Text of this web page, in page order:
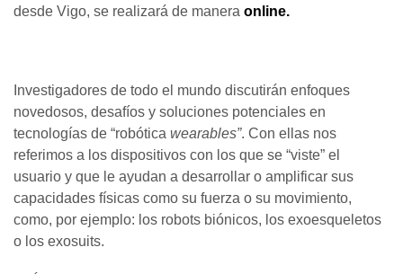
desde Vigo, se realizará de manera online.
Investigadores de todo el mundo discutirán enfoques
novedosos, desafíos y soluciones potenciales en
tecnologías de “robótica wearables”. Con ellas nos
referimos a los dispositivos con los que se “viste” el
usuario y que le ayudan a desarrollar o amplificar sus
capacidades físicas como su fuerza o su movimiento,
como, por ejemplo: los robots biónicos, los exoesqueletos
o los exosuits.